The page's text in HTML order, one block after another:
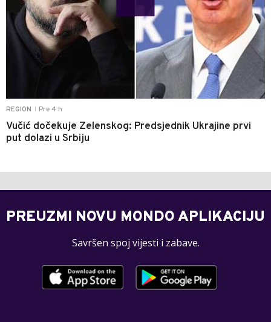
REGION Pre 4 h
Vučić dočekuje Zelenskog: Predsjednik Ukrajine prvi
put dolazi u Srbiju
PREUZMI NOVU MONDO APLIKACIJU
Savršen spoj vijesti i zabave.